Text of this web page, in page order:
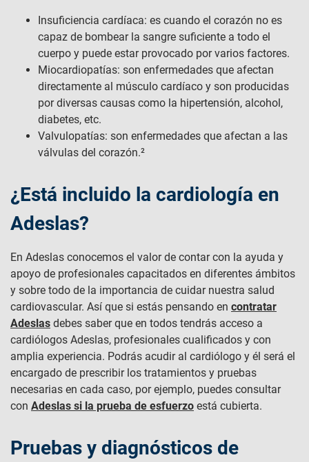
Insuficiencia cardíaca: es cuando el corazón no es
capaz de bombear la sangre suficiente a todo el
cuerpo y puede estar provocado por varios factores.
Miocardiopatías: son enfermedades que afectan
directamente al músculo cardíaco y son producidas
por diversas causas como la hipertensión, alcohol,
diabetes, etc.
Valvulopatías: son enfermedades que afectan a las
válvulas del corazón.²
¿Está incluido la cardiología en
Adeslas?
En Adeslas conocemos el valor de contar con la ayuda y
apoyo de profesionales capacitados en diferentes ámbitos
y sobre todo de la importancia de cuidar nuestra salud
cardiovascular. Así que si estás pensando en contratar
Adeslas debes saber que en todos tendrás acceso a
cardiólogos Adeslas, profesionales cualificados y con
amplia experiencia. Podrás acudir al cardiólogo y él será el
encargado de prescribir los tratamientos y pruebas
necesarias en cada caso, por ejemplo, puedes consultar
con Adeslas si la prueba de esfuerzo está cubierta.
Pruebas y diagnósticos de